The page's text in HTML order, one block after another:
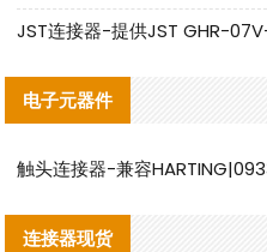
JST连接器-提供JST GHR-
电子元器件
连接器现货